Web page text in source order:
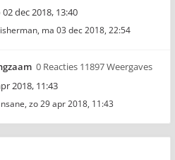
02 dec 2018, 13:40
, ma 03 dec 2018, 22:54
0 Reacties 11897 Weergaves
2018, 11:43
, zo 29 apr 2018, 11:43